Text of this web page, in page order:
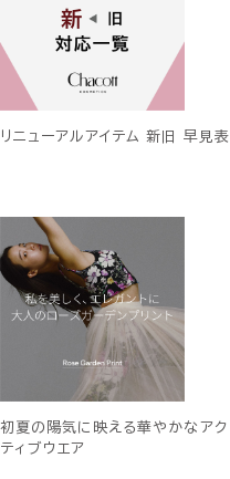
リニューアルアイテム 新旧 早見表
初夏の陽気に映える華やかなアク
ティブウエア